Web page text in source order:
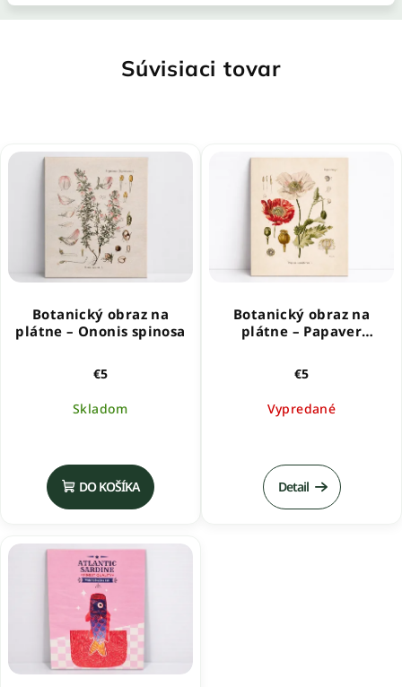
Súvisiaci tovar
Botanický obraz na
plátne – Ononis spinosa
€5
Skladom
DO KOŠÍKA
Botanický obraz na
plátne – Papaver
€5
Vypredané
Detail